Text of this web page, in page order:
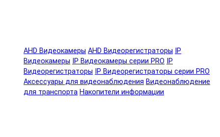
AHD Видеокамеры AHD Видеорегистраторы IP
Видеокамеры IP Видеокамеры серии PRO IP
Видеорегистраторы IP Видеорегистраторы серии PRO
Аксессуары для видеонаблюдения Видеонаблюдение
для транспорта Накопители информации